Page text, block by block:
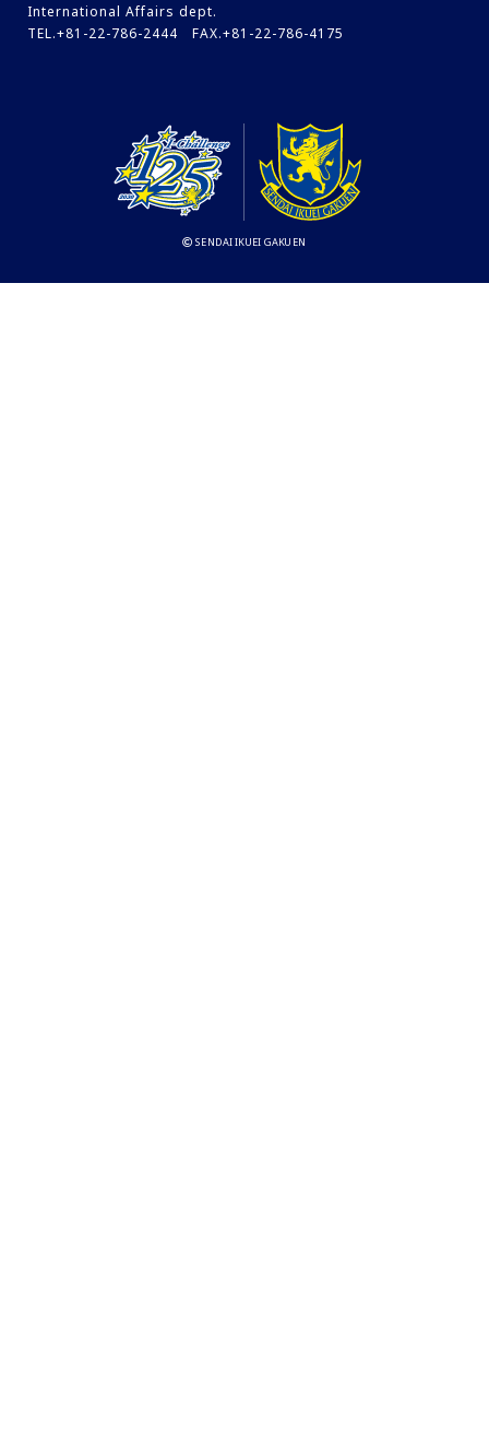
International Affairs dept.
TEL.+81-22-786-2444 FAX.+81-22-786-4175
SENDAI IKUEI GAKUEN